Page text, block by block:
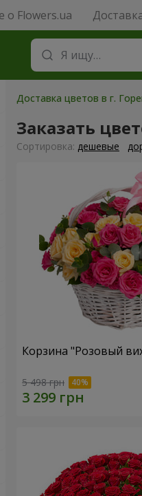
о Flowers.ua
Доставка цветов в г.
Заказать
Cортировка: дешевые
Корзина "Розовый
5 498 грн